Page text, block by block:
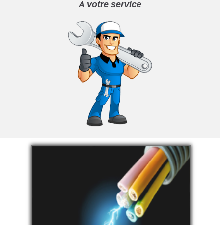
A votre service